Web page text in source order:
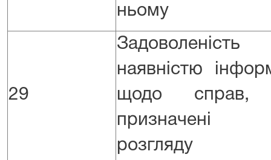
ньому
29
Задоволеність
наявністю
щодо
розгляду